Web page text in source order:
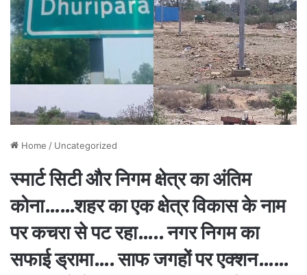
Home / Uncategorized
स्मार्ट सिटी और निगम क्षेत्र का अंतिम
कोना……शहर का एक क्षेत्र विकास के नाम
पर कचरा से पट रहा….. नगर निगम का
सफाई ड्रामा…. साफ जगहों पर एक्शन……